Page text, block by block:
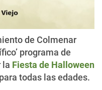
de Colmenar
programa de
la Fiesta de Halloween
todas las edades.